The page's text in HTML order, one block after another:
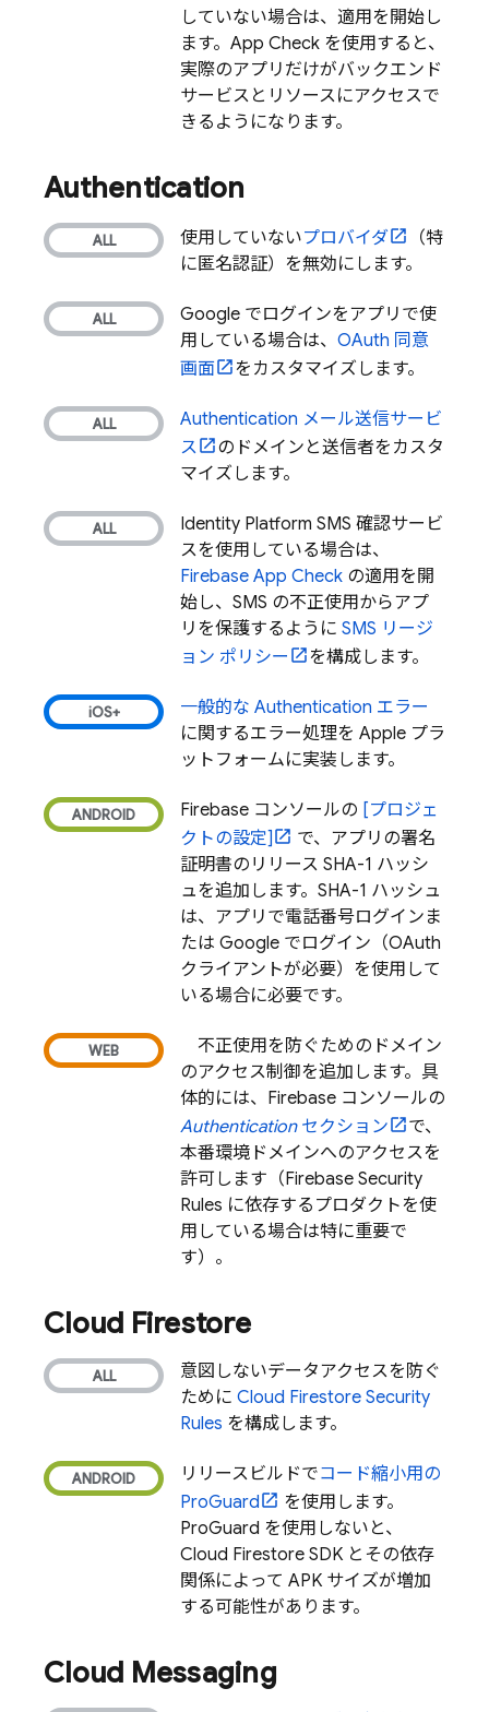
していない場合は、適用を開始し
ます。 App Check を使用すると、
実際のアプリだけがバックエンド
サービスとリソースにアクセスで
きるようになります。
Authentication
使用していないプロバイダ
（特
に匿名認証）を無効にします。
Google でログインをアプリで使
用している場合は、 OAuth 同意
画面
をカスタマイズします。
Authentication メール送信サービ
ス
のドメインと送信者をカスタ
マイズします。
Identity Platform SMS 確認サービ
スを使用している場合は、
Firebase App Check の適用を開
始し、SMS の不正使用からアプ
リを保護するように SMS リージ
ョン ポリシー
を構成します。
一般的な Authentication エラー
に関するエラー処理を Apple プラ
ットフォームに実装します。
Firebase コンソールの [プロジェ
クトの設定]
で、アプリの署名
証明書のリリース SHA-1 ハッシ
ュを追加します。SHA-1 ハッシュ
は、アプリで電話番号ログインま
たは Google でログイン（OAuth
クライアントが必要）を使用して
いる場合に必要です。
不正使用を防ぐためのドメイン
のアクセス制御を追加します。具
体的には、 Firebase コンソールの
Authenticationセクション
で、
本番環境ドメインへのアクセスを
許可します（Firebase Security
Rules に依存するプロダクトを使
用している場合は特に重要で
す）。
Cloud Firestore
意図しないデータアクセスを防ぐ
ために Cloud Firestore Security
Rules を構成します。
リリースビルドでコード縮小用の
ProGuard
を使用します。
ProGuard を使用しないと、
Cloud Firestore SDK とその依存
関係によって APK サイズが増加
する可能性があります。
Cloud Messaging